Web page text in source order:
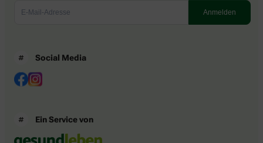
Social Media
Ein Service von